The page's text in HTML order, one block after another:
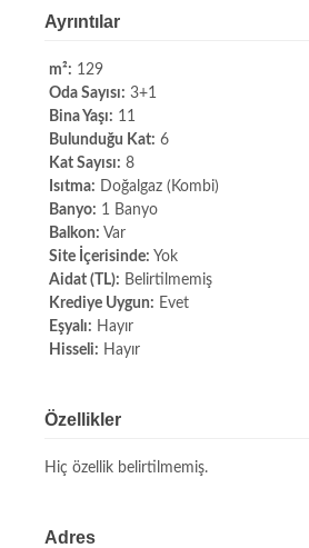
Ayrıntılar
m²: 129
Oda Sayısı: 3+1
Bina Yaşı: 11
Bulunduğu Kat: 6
Kat Sayısı: 8
Isıtma: Doğalgaz (Kombi)
Banyo: 1 Banyo
Balkon: Var
Site İçerisinde: Yok
Aidat (TL): Belirtilmemiş
Krediye Uygun: Evet
Eşyalı: Hayır
Hisseli: Hayır
Özellikler
Hiç özellik belirtilmemiş.
Adres